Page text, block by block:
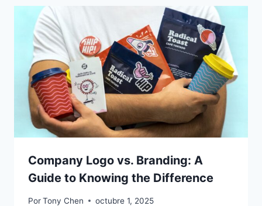
Company Logo vs. Branding: A
Guide to Knowing the Difference
PorTony Chen octubre 1, 2025